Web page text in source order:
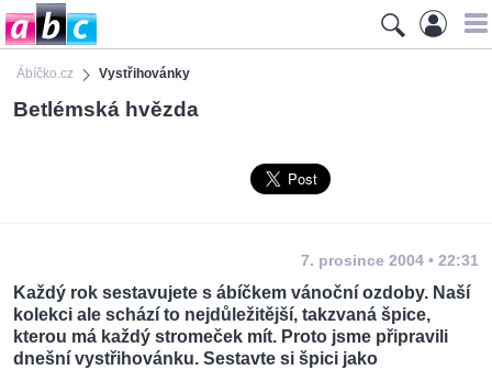
Ábíčko.cz Vystřihovánky
Betlémská hvězda
7. prosince 2004 • 22:31
Každý rok sestavujete s ábíčkem vánoční ozdoby. Naší
kolekci ale schází to nejdůležitější, takzvaná špice,
kterou má každý stromeček mít. Proto jsme připravili
dnešní vystřihovánku. Sestavte si špici jako